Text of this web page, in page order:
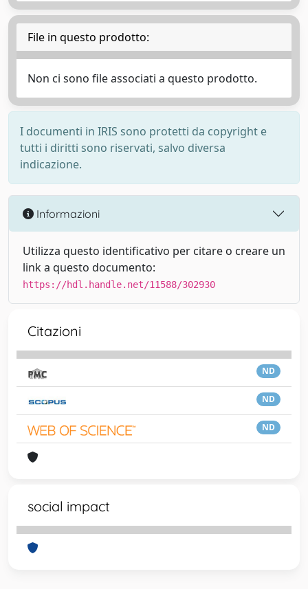
File in questo prodotto:
Non ci sono file associati a questo prodotto.
I documenti in IRIS sono protetti da copyright e
tutti i diritti sono riservati, salvo diversa
indicazione.
Informazioni
Utilizza questo identificativo per citare o creare un
link a questo documento:
https://hdl.handle.net/11588/302930
Citazioni
ND
ND
ND
social impact